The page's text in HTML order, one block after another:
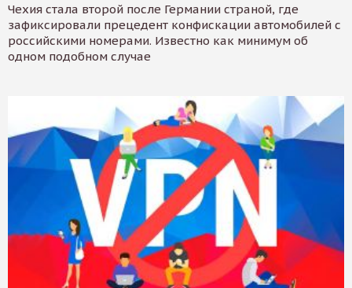
Чехия стала второй после Германии страной, где
зафиксировали прецедент конфискации автомобилей с
российскими номерами. Известно как минимум об
одном подобном случае